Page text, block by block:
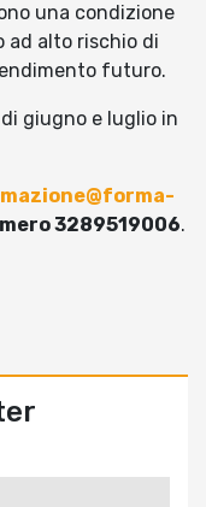
una condizione
ad alto rischio di
futuro.
giugno e luglio in
3289519006.